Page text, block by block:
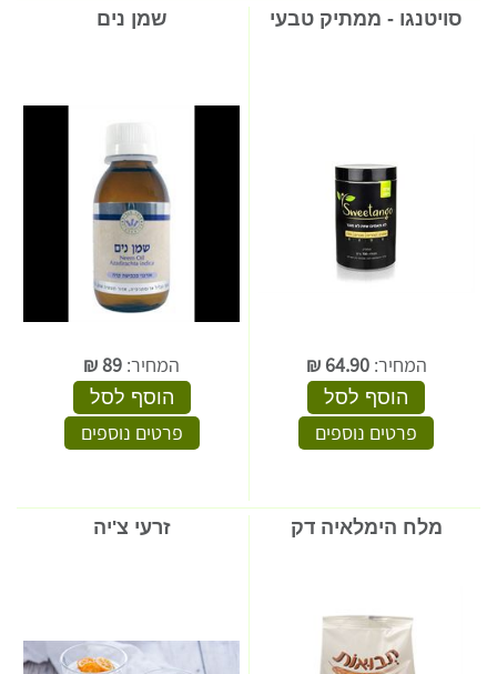
סויטנגו - ממתיק טבעי
המחיר:64.90
₪
הוסף לסל
פרטים נוספים
שמן נים
המחיר: 89
₪
הוסף לסל
פרטים נוספים
מלח הימלאיה דק זרעי צ'יה